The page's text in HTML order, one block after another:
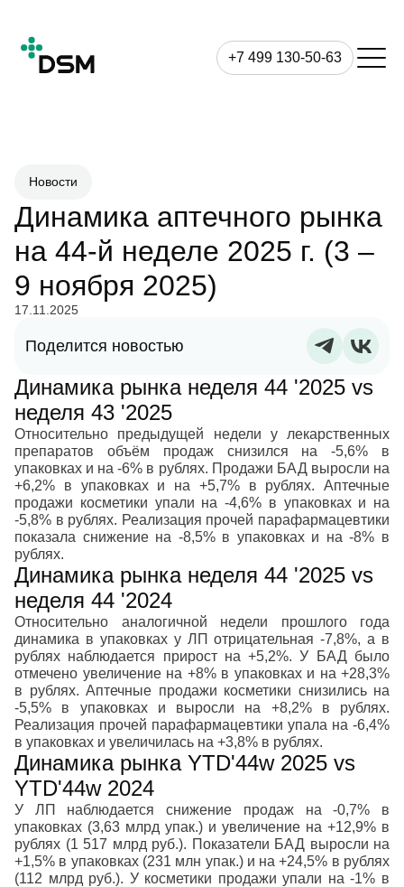
+7 499 130-50-63
Новости
Динамика аптечного рынка
на 44-й неделе 2025 г. (3 –
9 ноября 2025)
17.11.2025
Поделится новостью
Динамика рынка неделя 44 '2025 vs
неделя 43 '2025
Относительно предыдущей недели у лекарственных
препаратов объём продаж снизился на -5,6% в
упаковках и на -6% в рублях. Продажи БАД выросли на
+6,2% в упаковках и на +5,7% в рублях. Аптечные
продажи косметики упали на -4,6% в упаковках и на
-5,8% в рублях. Реализация прочей парафармацевтики
показала снижение на -8,5% в упаковках и на -8% в
рублях.
Динамика рынка неделя 44 '2025 vs
неделя 44 '2024
Относительно аналогичной недели прошлого года
динамика в упаковках у ЛП отрицательная -7,8%, а в
рублях наблюдается прирост на +5,2%. У БАД было
отмечено увеличение на +8% в упаковках и на +28,3%
в рублях. Аптечные продажи косметики снизились на
-5,5% в упаковках и выросли на +8,2% в рублях.
Реализация прочей парафармацевтики упала на -6,4%
в упаковках и увеличилась на +3,8% в рублях.
Динамика рынка YTD'44w 2025 vs
YTD'44w 2024
У ЛП наблюдается снижение продаж на -0,7% в
упаковках (3,63 млрд упак.) и увеличение на +12,9% в
рублях (1 517 млрд руб.). Показатели БАД выросли на
+1,5% в упаковках (231 млн упак.) и на +24,5% в рублях
(112 млрд руб.). У косметики продажи упали на -1% в